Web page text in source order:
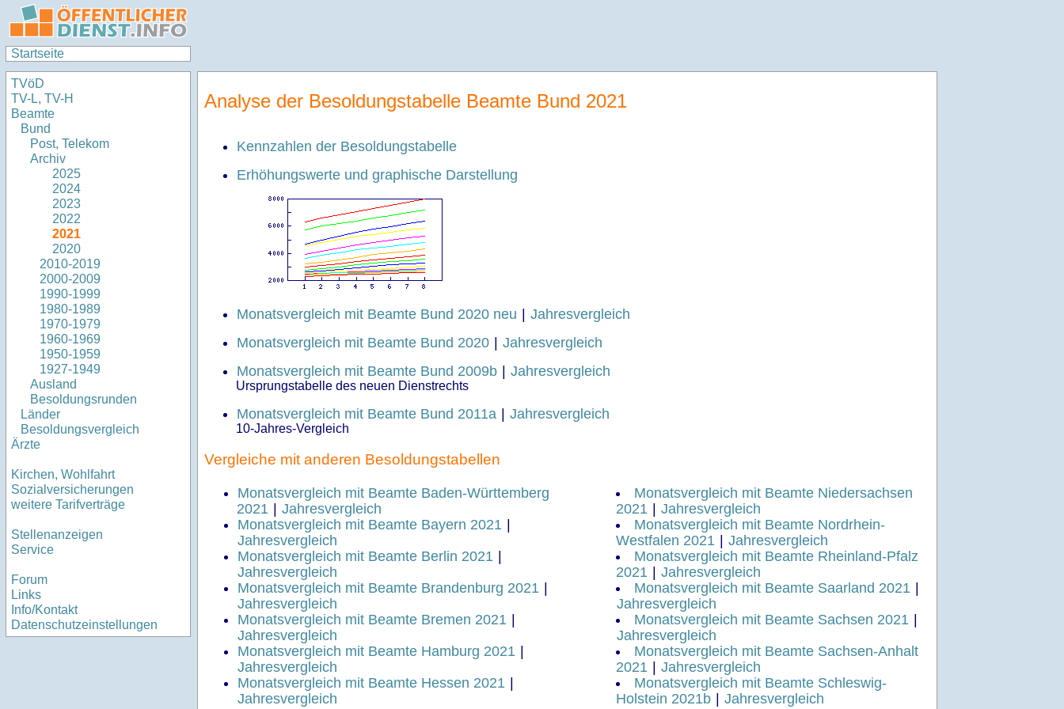
Startseite
TVöD
TV-L, TV-H
Beamte
Bund
Post, Telekom
Archiv
2025
2024
2023
2022
2021
2020
2010-2019
2000-2009
1990-1999
1980-1989
1970-1979
1960-1969
1950-1959
1927-1949
Ausland
Besoldungsrunden
Länder
Besoldungsvergleich
Ärzte
Kirchen, Wohlfahrt
Sozialversicherungen
weitere Tarifverträge
Stellenanzeigen
Service
Forum
Links
Info/Kontakt
Datenschutzeinstellungen
Analyse der Besoldungstabelle Beamte Bund 2021
Kennzahlen der Besoldungstabelle
Erhöhungswerte und graphische Darstellung
Monatsvergleich mit Beamte Bund 2020 neu
Jahresvergleich
Monatsvergleich mit Beamte Bund 2020
Jahresvergleich
Monatsvergleich mit Beamte Bund 2009b
Jahresvergleich
Ursprungstabelle des neuen Dienstrechts
Monatsvergleich mit Beamte Bund 2011a Jahresvergleich
10-Jahres-Vergleich
Vergleiche mit anderen Besoldungstabellen
Monatsvergleich mit Beamte Baden-Württemberg
2021 | Jahresvergleich
Monatsvergleich mit Beamte Bayern 2021 |
Jahresvergleich
Monatsvergleich mit Beamte Berlin 2021 |
Jahresvergleich
Monatsvergleich mit Beamte Brandenburg 2021 |
Jahresvergleich
Monatsvergleich mit Beamte Bremen 2021 |
Jahresvergleich
Monatsvergleich mit Beamte Hamburg 2021 |
Jahresvergleich
Monatsvergleich mit Beamte Hessen 2021 |
Jahresvergleich
Monatsvergleich mit Beamte Niedersachsen
2021 | Jahresvergleich
Monatsvergleich mit Beamte Nordrhein-
Westfalen 2021 | Jahresvergleich
Monatsvergleich mit Beamte Rheinland-Pfalz
2021 | Jahresvergleich
Monatsvergleich mit Beamte Saarland 2021 |
Jahresvergleich
Monatsvergleich mit Beamte Sachsen 2021 |
Jahresvergleich
Monatsvergleich mit Beamte Sachsen-Anhalt
2021 | Jahresvergleich
Monatsvergleich mit Beamte Schleswig-
Holstein 2021b | Jahresvergleich